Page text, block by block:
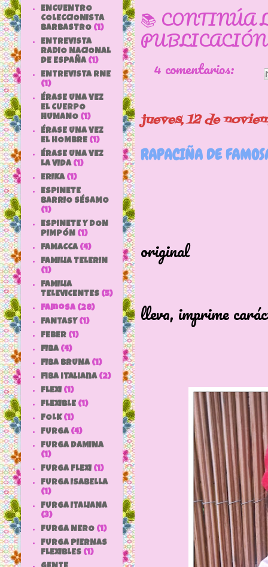
📚 CONTINÚA
4 comentarios:
jueves, 12 de
RAPACIÑA DE
original
y con
lleva, imprime
sin
ENCUENTRO
COLECCIONISTA
BARBASTRO (1)
ENTREVISTA
RADIO NACIONAL
DE ESPAÑA (1)
ENTREVISTA RNE
(1)
ÉRASE UNA VEZ
EL CUERPO
HUMANO (1)
ÉRASE UNA VEZ
EL HOMBRE (1)
ÉRASE UNA VEZ
LA VIDA (1)
ERIKA (1)
ESPINETE
BARRIO SÉSAMO
(1)
ESPINETE Y DON
PIMPÓN (1)
FAMACCA (4)
FAMILIA TELERIN
(1)
FAMILIA
TELEVICENTES (5)
Famosa (28)
FANTASY (1)
FEBER (1)
FIBA (4)
FIBA BRUNA (1)
fiba italiana (2)
FLEXI (1)
FLEXIBLE (1)
FOLK (1)
FURGA (4)
FURGA DAMINA
(1)
FURGA FLEXI (1)
FURGA ISABELLA
(1)
FURGA ITALIANA
(3)
FURGA NERO (1)
FURGA PIERNAS
FLEXIBLES (1)